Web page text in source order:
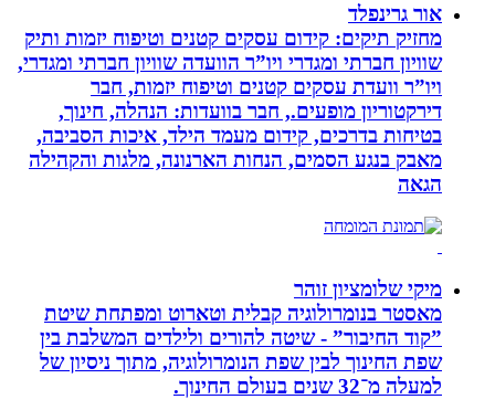
אור גרינפלד
מחזיק תיקים: קידום עסקים קטנים וטיפוח יזמות ותיק
שוויון חברתי ומגדרי ויו”ר הוועדה שוויון חברתי ומגדרי,
ויו”ר וועדת עסקים קטנים וטיפוח יזמות, חבר
דירקטוריון מופעים., חבר בוועדות: הנהלה, חינוך,
בטיחות בדרכים, קידום מעמד הילד, איכות הסביבה,
מאבק בנגע הסמים, הנחות הארנונה, מלגות והקהילה
הגאה
מיקי שלומציון זוהר
מאסטר בנומרולוגיה קבלית וטארוט ומפתחת שיטת
”קוד החיבור” - שיטה להורים ולילדים המשלבת בין
שפת החינוך לבין שפת הנומרולוגיה, מתוך ניסיון של
למעלה מ־32 שנים בעולם החינוך.